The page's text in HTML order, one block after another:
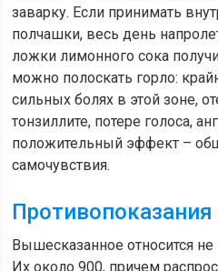
заварку. Если принимать
полчашки, весь день
ложки лимонного сока
можно полоскать горло:
сильных болях в этой зоне,
тонзиллите, потере голоса,
положительный эффект –
самочувствия.
Противопоказания
Вышесказанное относится
Их около 900, причем